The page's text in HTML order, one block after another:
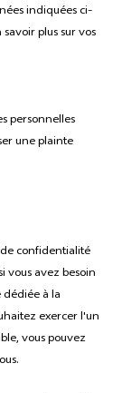
indiquées ci-
plus sur vos
personnelles
une plainte
confidentialité
vous avez besoin
à la
exercer l'un
vous pouvez